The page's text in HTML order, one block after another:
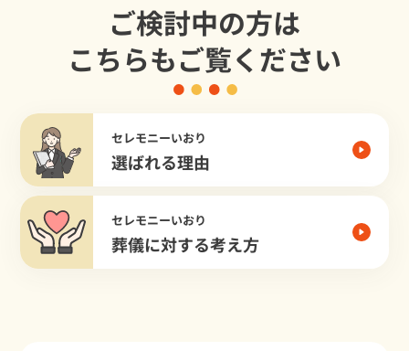
ご検討中の方は
こちらもご覧ください
セレモニーいおり
選ばれる理由
セレモニーいおり
葬儀に対する考え方